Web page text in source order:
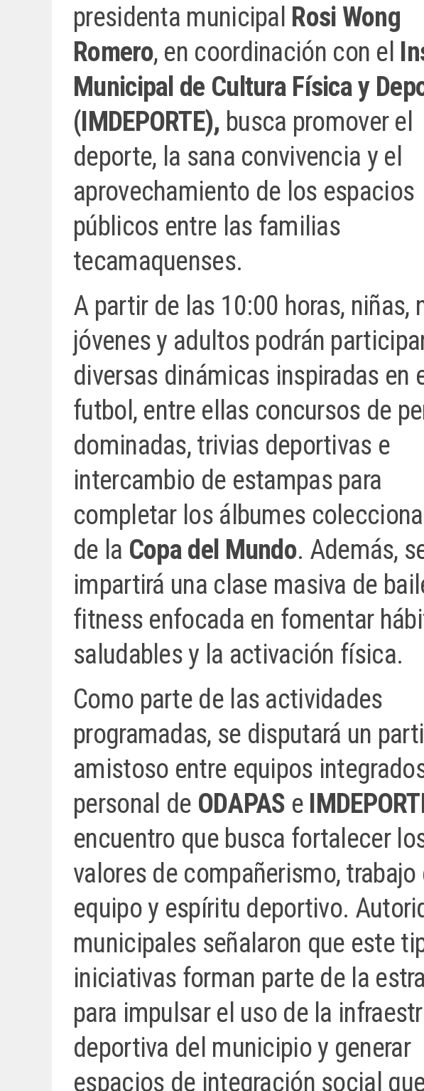
presidenta municipal Rosi Wong
Romero, en coordinación con el
Municipal de Cultura Física y
(IMDEPORTE), busca promover el
deporte, la sana convivencia y el
aprovechamiento de los espacios
públicos entre las familias
tecamaquenses.
A partir de las 10:00 horas, niñas,
jóvenes y adultos podrán
diversas dinámicas inspiradas en
futbol, entre ellas concursos de
dominadas, trivias deportivas e
intercambio de estampas para
completar los álbumes
de la Copa del Mundo. Además,
impartirá una clase masiva de
fitness enfocada en fomentar
saludables y la activación física.
Como parte de las actividades
programadas, se disputará un
amistoso entre equipos
personal de ODAPAS e
encuentro que busca fortalecer
valores de compañerismo, trabajo
equipo y espíritu deportivo.
municipales señalaron que este
iniciativas forman parte de la
para impulsar el uso de la
deportiva del municipio y generar
espacios de integración social